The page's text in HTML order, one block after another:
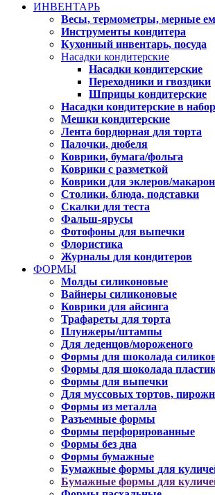
ИНВЕНТАРЬ
Весы, термометры, мерные
Инструменты кондитера
Кухонный инвентарь, посуда
Насадки кондитерские
Насадки кондитерские
Переходники и гвоздики
Шприцы кондитерские
Насадки кондитерские в
Мешки кондитерские
Лента бордюрная для торта
Палочки, дюбеля
Коврики, бумага/фольга
Коврики с разметкой
Коврики для эклеров/
Столики, блюда, подставки
Скалки для теста
Фальш-ярусы
Фотофоны для выпечки
Флористика
Журналы для кондитеров
ФОРМЫ
Молды силиконовые
Вайнеры силиконовые
Коврики для айсинга
Трафареты для торта
Плунжеры/штампы
Для леденцов/мороженого
Формы для шоколада
Формы для шоколада
Формы для выпечки
Для муссовых тортов,
Формы из металла
Разъемные формы
Формы перфорированные
Формы без дна
Формы бумажные
Бумажные формы для
Бумажные формы для